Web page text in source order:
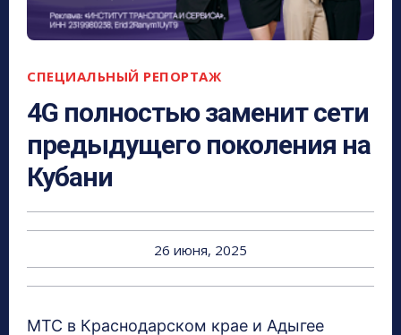
СПЕЦИАЛЬНЫЙ РЕПОРТАЖ
4G полностью заменит сети
предыдущего поколения на
Кубани
26 июня, 2025
МТС в Краснодарском крае и Адыгее